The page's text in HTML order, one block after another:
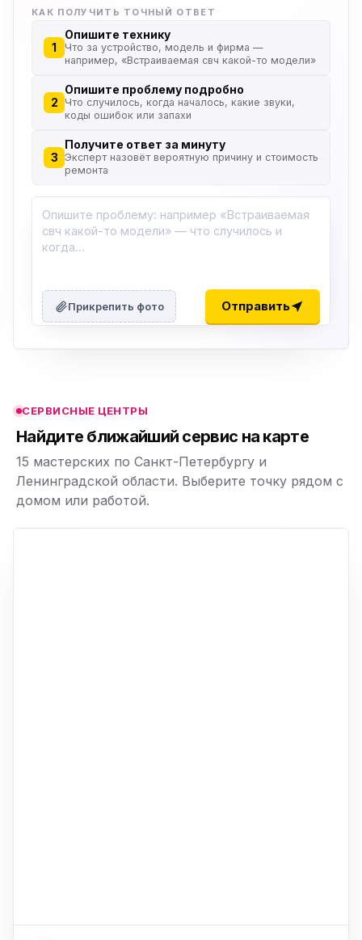
КАК ПОЛУЧИТЬ ТОЧНЫЙ ОТВЕТ
1
Опишите технику
Что за устройство, модель и фирма —
например, «Встраиваемая свч какой-то модели»
2
Опишите проблему подробно
Что случилось, когда началось, какие звуки,
коды ошибок или запахи
3
Получите ответ за минуту
Эксперт назовёт вероятную причину и стоимость
ремонта
Прикрепить фото Отправить
СЕРВИСНЫЕ ЦЕНТРЫ
Найдите ближайший сервис на карте
15 мастерских по Санкт-Петербургу и
Ленинградской области. Выберите точку рядом с
домом или работой.
ю